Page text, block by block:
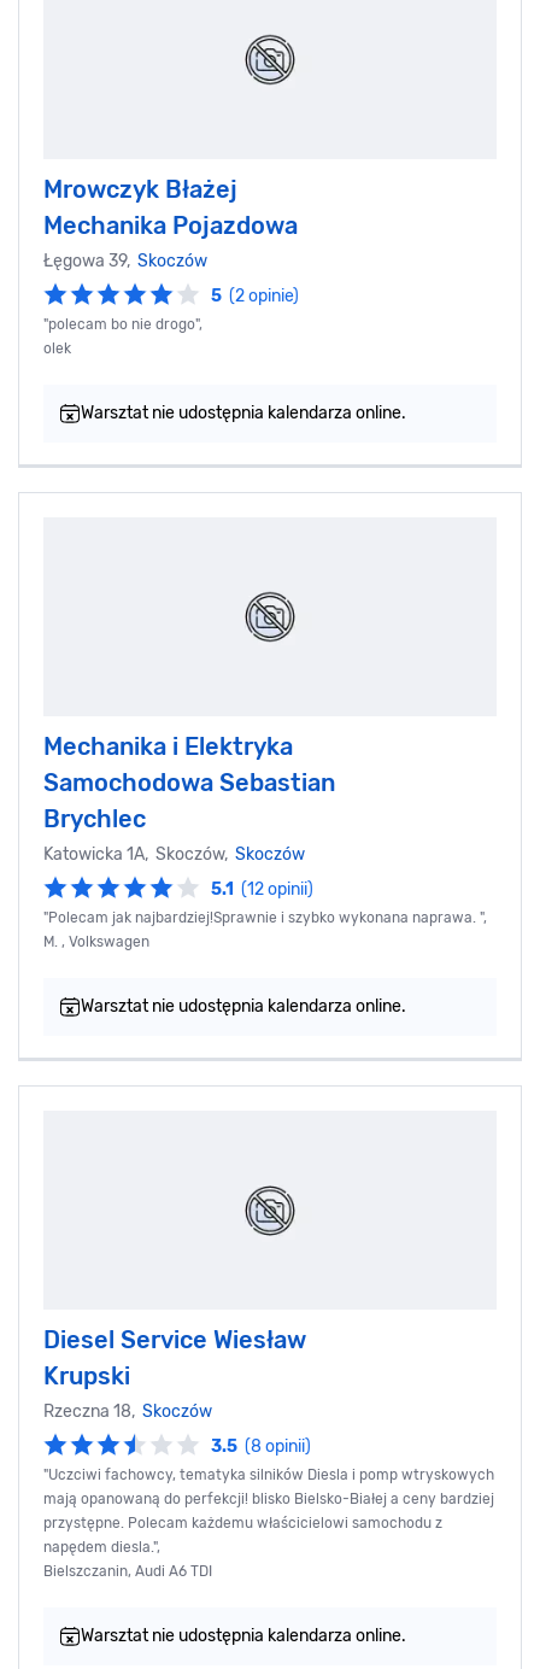
Mrowczyk Błażej
Mechanika Pojazdowa
Łęgowa 39, Skoczów
5 (2 opinie)
"polecam bo nie drogo",
olek
Warsztat nie udostępnia kalendarza online.
Mechanika i Elektryka
Samochodowa Sebastian
Brychlec
Katowicka 1A, Skoczów, Skoczów
5.1 (12 opinii)
"Polecam jak najbardziej!Sprawnie i szybko wykonana naprawa. ",
M. , Volkswagen
Warsztat nie udostępnia kalendarza online.
Diesel Service Wiesław
Krupski
Rzeczna 18, Skoczów
3.5 (8 opinii)
"Uczciwi fachowcy, tematyka silników Diesla i pomp wtryskowych
mają opanowaną do perfekcji! blisko Bielsko-Białej a ceny bardziej
przystępne. Polecam każdemu właścicielowi samochodu z
napędem diesla.",
Bielszczanin, Audi A6 TDI
Warsztat nie udostępnia kalendarza online.